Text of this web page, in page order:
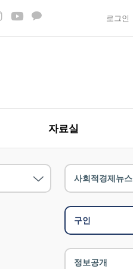
로그인
자료실
사회적경제뉴스
구인
정보공개